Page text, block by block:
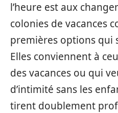
l’heure est aux
colonies de vacances
premières options qui
Elles conviennent à
des vacances ou qui
d’intimité sans les
tirent doublement